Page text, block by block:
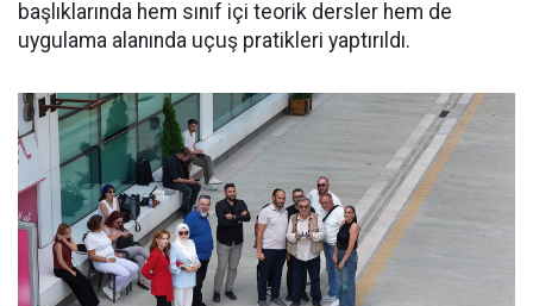
başlıklarında hem sınıf içi teorik dersler hem de
uygulama alanında uçuş pratikleri yaptırıldı.